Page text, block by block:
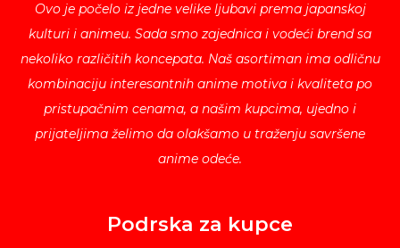
Ovo je počelo iz jedne velike ljubavi prema japanskoj
kulturi i animeu. Sada smo zajednica i vodeći brend sa
nekoliko različitih koncepata. Naš asortiman ima odličnu
kombinaciju interesantnih anime motiva i kvaliteta po
pristupačnim cenama, a našim kupcima, ujedno i
prijateljima želimo da olakšamo u traženju savršene
anime odeće.
Podrska za kupce